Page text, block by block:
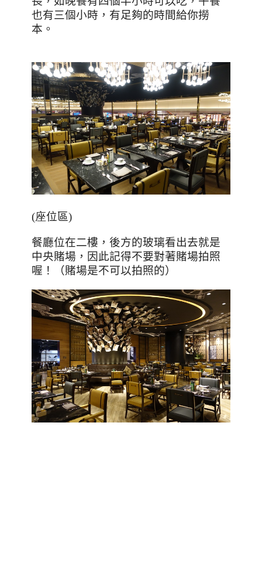
也有三個小時，有足夠的時間給你撈
本。
(座位區)
餐廳位在二樓，後方的玻璃看出去就是
中央賭場，因此記得不要對著賭場拍照
喔！（賭場是不可以拍照的）